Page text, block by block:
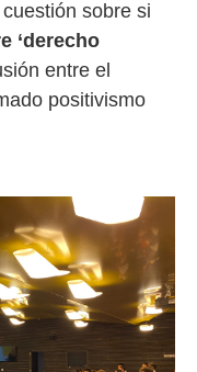
sobre si
‘derecho
entre el
positivismo